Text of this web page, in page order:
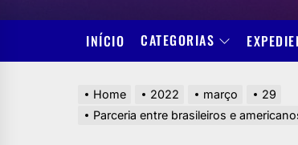
INÍCIO CATEGORIAS
Home 2022 março
29
Parceria entre brasileiros e